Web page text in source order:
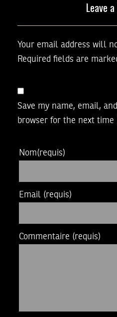
Leave
Your email address will
Required fields are
Save my name, email,
browser for the next time
Nom(requis)
Email (requis)
Commentaire (requis)